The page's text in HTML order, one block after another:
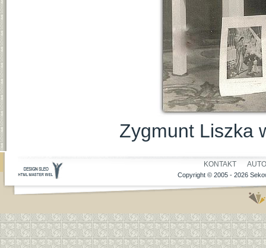
Zygmunt Liszka
KONTAKT
Copyright © 2005 - 2026